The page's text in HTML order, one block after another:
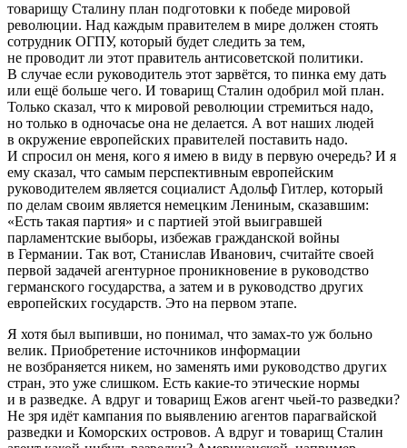
товарищу Сталину план подготовки к победе мировой
революции. Над каждым правителем в мире должен стоять
сотрудник ОГПУ, который будет следить за тем,
не проводит ли этот правитель антисоветской политики.
В случае если руководитель этот зарвётся, то пинка ему дать
или ещё больше чего. И товарищ Сталин одобрил мой план.
Только сказал, что к мировой революции стремиться надо,
но только в одночасье она не делается. А вот наших людей
в окружение европейских правителей поставить надо.
И спросил он меня, кого я имею в виду в первую очередь? И я
ему сказал, что самым перспективным европейским
руководителем является социалист Адольф Гитлер, который
по делам своим является немецким Лениным, сказавшим:
«Есть такая партия» и с партией этой выигравшей
парламентские выборы, избежав гражданской войны
в Германии. Так вот, Станислав Иванович, считайте своей
первой задачей агентурное проникновение в руководство
германского государства, а затем и в руководство других
европейских государств. Это на первом этапе.
Я хотя был выпивши, но понимал, что замах-то уж больно
велик. Приобретение источников информации
не возбраняется никем, но заменять ими руководство других
стран, это уже слишком. Есть какие-то этические нормы
и в разведке. А вдруг и товарищ Ежов агент чьей-то разведки?
Не зря идёт кампания по выявлению агентов парагвайской
разведки и Коморских островов. А вдруг и товарищ Сталин